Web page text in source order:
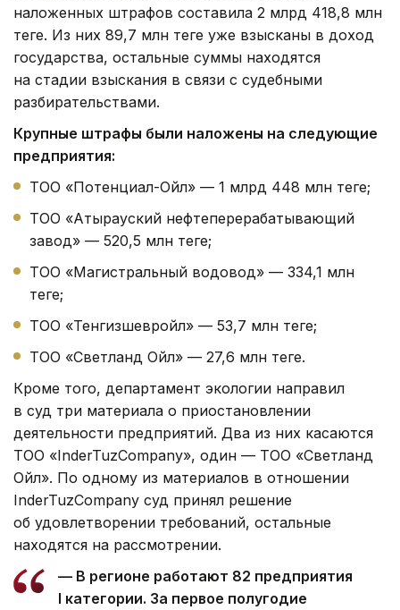
наложенных штрафов составила 2 млрд 418,8 млн
теңге. Из них 89,7 млн теңге уже взысканы в доход
государства, остальные суммы находятся
на стадии взыскания в связи с судебными
разбирательствами.
Крупные штрафы были наложены на следующие
предприятия:
ТОО «Потенциал-Ойл» — 1 млрд 448 млн теңге;
ТОО «Атырауский нефтеперерабатывающий
завод» — 520,5 млн теңге;
ТОО «Магистральный водовод» — 334,1 млн
теңге;
ТОО «Тенгизшевройл» — 53,7 млн теңге;
ТОО «Светланд Ойл» — 27,6 млн теңге.
Кроме того, департамент экологии направил
в суд три материала о приостановлении
деятельности предприятий. Два из них касаются
ТОО «InderTuzCompany», один — ТОО «Светланд
Ойл». По одному из материалов в отношении
InderTuzCompany суд принял решение
об удовлетворении требований, остальные
находятся на рассмотрении.
— В регионе работают 82 предприятия
I категории. За первое полугодие